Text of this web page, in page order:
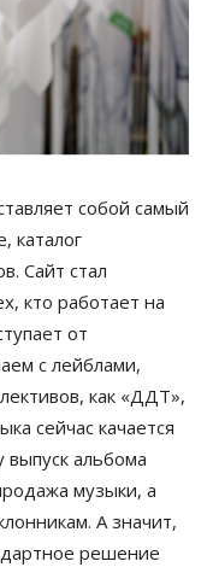
собой самый
каталог
Сайт стал
кто работает на
от
с лейблами,
как «ДДТ»,
сейчас качается
альбома
музыки, а
А значит,
решение